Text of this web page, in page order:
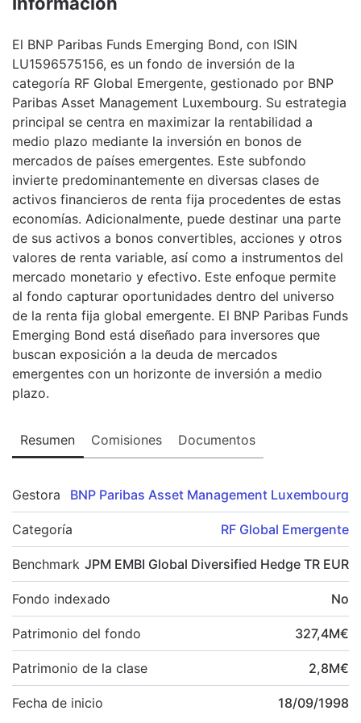
El BNP Paribas Funds Emerging Bond, con ISIN
LU1596575156, es un fondo de inversión de la
categoría RF Global Emergente, gestionado por BNP
Paribas Asset Management Luxembourg. Su estrategia
principal se centra en maximizar la rentabilidad a
medio plazo mediante la inversión en bonos de
mercados de países emergentes. Este subfondo
invierte predominantemente en diversas clases de
activos financieros de renta fija procedentes de estas
economías. Adicionalmente, puede destinar una parte
de sus activos a bonos convertibles, acciones y otros
valores de renta variable, así como a instrumentos del
mercado monetario y efectivo. Este enfoque permite
al fondo capturar oportunidades dentro del universo
de la renta fija global emergente. El BNP Paribas Funds
Emerging Bond está diseñado para inversores que
buscan exposición a la deuda de mercados
emergentes con un horizonte de inversión a medio
plazo.
Resumen Comisiones Documentos
Gestora BNP Paribas Asset Management Luxembourg
Categoría RF Global Emergente
Benchmark JPM EMBI Global Diversified Hedge TR EUR
Fondo indexado No
Patrimonio del fondo 327,4M€
Patrimonio de la clase 2,8M€
Fecha de inicio 18/09/1998